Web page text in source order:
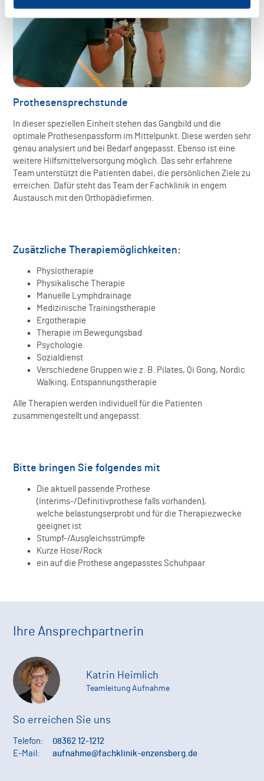
Prothesensprechstunde
In dieser speziellen Einheit stehen das Gangbild und die
optimale Prothesenpassform im Mittelpunkt. Diese werden sehr
genau analysiert und bei Bedarf angepasst. Ebenso ist eine
weitere Hilfsmittelversorgung möglich. Das sehr erfahrene
Team unterstützt die Patienten dabei, die persönlichen Ziele zu
erreichen. Dafür steht das Team der Fachklinik in engem
Austausch mit den Orthopädiefirmen.
Zusätzliche Therapiemöglichkeiten:
Physiotherapie
Physikalische Therapie
Manuelle Lymphdrainage
Medizinische Trainingstherapie
Ergotherapie
Therapie im Bewegungsbad
Psychologie
Sozialdienst
Verschiedene Gruppen wie z. B. Pilates, Qi Gong, Nordic
Walking, Entspannungstherapie
Alle Therapien werden individuell für die Patienten
zusammengestellt und angepasst.
Bitte bringen Sie folgendes mit
Die aktuell passende Prothese
(Interims-/Definitivprothese falls vorhanden),
welche belastungserprobt und für die Therapiezwecke
geeignet ist
Stumpf-/Ausgleichsstrümpfe
Kurze Hose/Rock
ein auf die Prothese angepasstes Schuhpaar
Ihre Ansprechpartnerin
Katrin Heimlich
Teamleitung Aufnahme
So erreichen Sie uns
Telefon:
08362 12-1212
E-Mail:
aufnahme@fachklinik-enzensberg.de